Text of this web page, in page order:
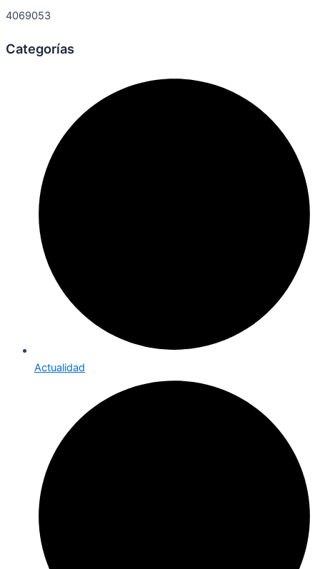
4069053
Categorías
Actualidad